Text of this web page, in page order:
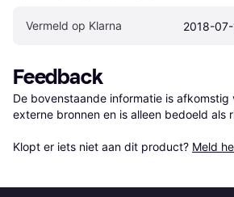
Vermeld op Klarna 2018-
Feedback
De bovenstaande informatie is afkomstig
externe bronnen en is alleen bedoeld als
Klopt er iets niet aan dit product? Meld